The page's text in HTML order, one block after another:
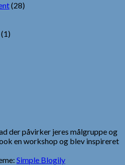
(28)
(1)
der påvirker jeres målgruppe og
en workshop og blev inspireret
Simple Blogily